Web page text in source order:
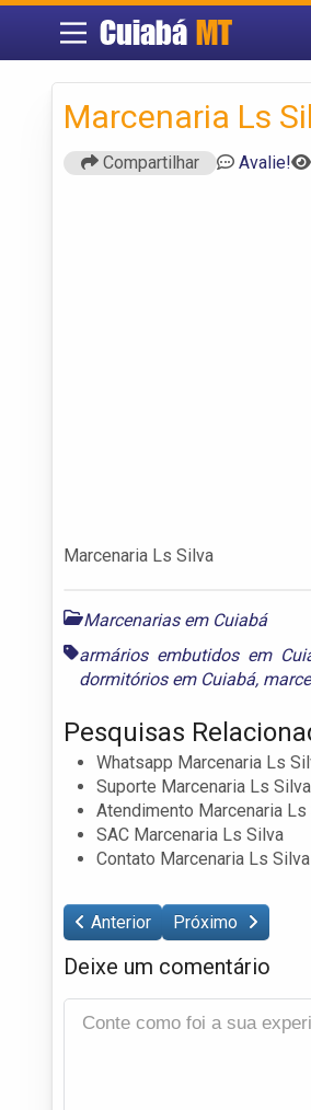
Cuiabá MT
Marcenaria Ls
Compartilhar Avalie!
Marcenaria Ls Silva
Marcenarias em Cuiabá
armários embutidos em
dormitórios em Cuiabá,
Pesquisas
Whatsapp Marcenaria Ls
Suporte Marcenaria Ls Silva
Atendimento Marcenaria Ls
SAC Marcenaria Ls Silva
Contato Marcenaria Ls Silva
Anterior Próximo
Deixe um comentário